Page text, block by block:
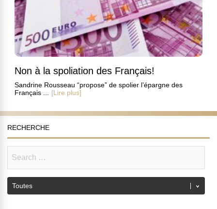
Non à la spoliation des Français!
Sandrine Rousseau “propose” de spolier l’épargne des
Français ...
[Lire plus]
RECHERCHE